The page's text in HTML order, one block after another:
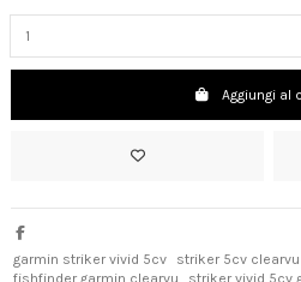
Aggiungi al
garmin striker vivid 5cv striker 5cv clearvu
fishfinder garmin clearvu
striker vivid 5cv